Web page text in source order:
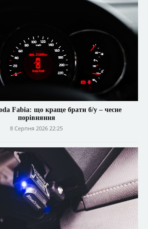
Fabia: що краще брати б/у – чесне
порівняння
8 Серпня 2026 22:25